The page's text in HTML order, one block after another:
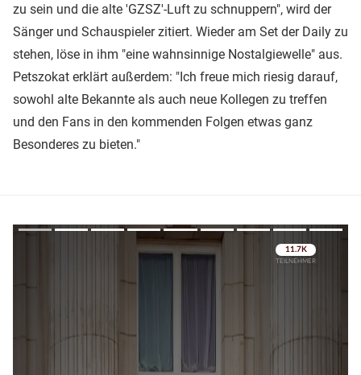
zu sein und die alte 'GZSZ'-Luft zu schnuppern", wird der
Sänger und Schauspieler zitiert. Wieder am Set der Daily zu
stehen, löse in ihm "eine wahnsinnige Nostalgiewelle" aus.
Petszokat erklärt außerdem: "Ich freue mich riesig darauf,
sowohl alte Bekannte als auch neue Kollegen zu treffen
und den Fans in den kommenden Folgen etwas ganz
Besonderes zu bieten."